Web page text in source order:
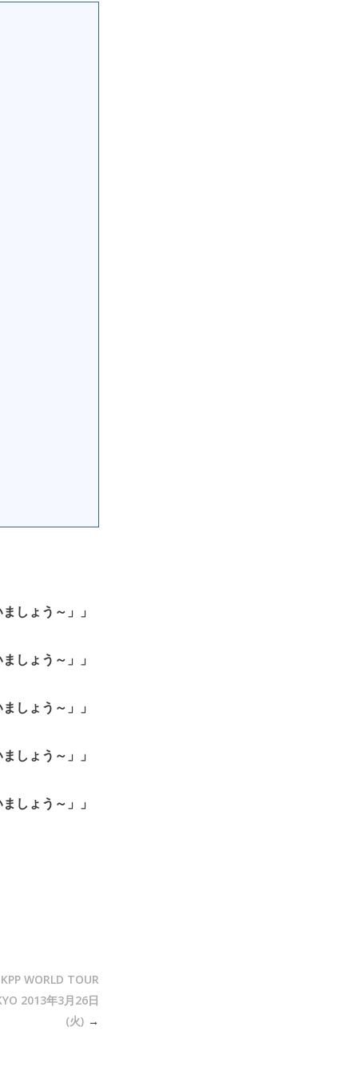
しょう～」」
しょう～」」
しょう～」」
しょう～」」
しょう～」」
WORLD TOUR
2013年3月26日
(火)